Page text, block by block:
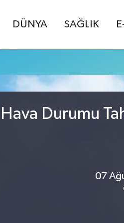
DÜNYA SAĞLIK
Durumu
07